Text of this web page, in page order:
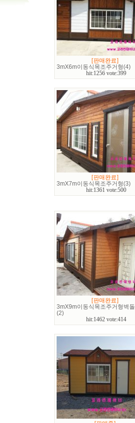
[판매완료]
3mX6m이동식목조주거형(4)
hit:1256 vote:399
[판매완료]
3mX7m이동식목조주거형(3)
hit:1361 vote:500
[판매완료]
3mX9m이동식목조주거형벽
(2)
hit:1462 vote:414